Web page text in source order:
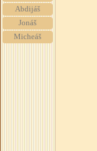
Abdijáš
Jonáš
Micheáš